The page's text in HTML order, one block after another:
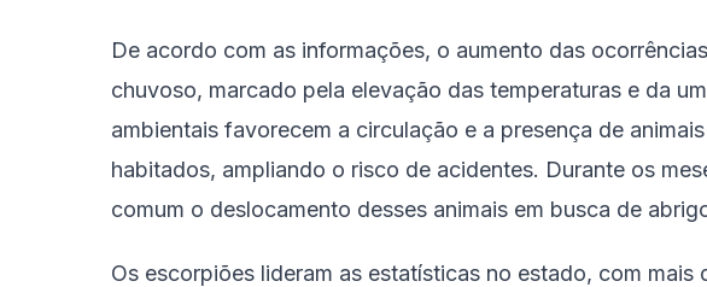
De acordo com as informações, o aumento das
chuvoso, marcado pela elevação das temperaturas e da
ambientais favorecem a circulação e a presença de
habitados, ampliando o risco de acidentes. Durante os
comum o deslocamento desses animais em busca de
Os escorpiões lideram as estatísticas no estado, com